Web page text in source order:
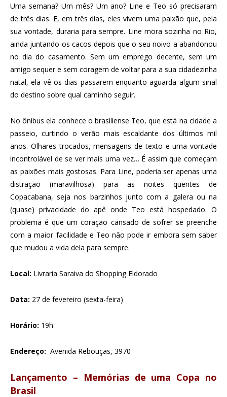
Uma semana? Um mês? Um ano? Line e Teo só precisaram
de três dias. E, em três dias, eles vivem uma paixão que, pela
sua vontade, duraria para sempre. Line mora sozinha no Rio,
ainda juntando os cacos depois que o seu noivo a abandonou
no dia do casamento. Sem um emprego decente, sem um
amigo sequer e sem coragem de voltar para a sua cidadezinha
natal, ela vê os dias passarem enquanto aguarda algum sinal
do destino sobre qual caminho seguir.
No ônibus ela conhece o brasiliense Teo, que está na cidade a
passeio, curtindo o verão mais escaldante dos últimos mil
anos. Olhares trocados, mensagens de texto e uma vontade
incontrolável de se ver mais uma vez… É assim que começam
as paixões mais gostosas. Para Line, poderia ser apenas uma
distração (maravilhosa) para as noites quentes de
Copacabana, seja nos barzinhos junto com a galera ou na
(quase) privacidade do apê onde Teo está hospedado. O
problema é que um coração cansado de sofrer se preenche
com a maior facilidade e Teo não pode ir embora sem saber
que mudou a vida dela para sempre.
Local: Livraria Saraiva do Shopping Eldorado
Data: 27 de fevereiro (sexta-feira)
Horário: 19h
Endereço: Avenida Rebouças, 3970
Lançamento – Memórias de uma Copa no
Brasil